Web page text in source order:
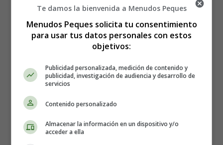
haces en lugares turísticos. Si quieres ahorrar dinero,
Puedes hacer una lista de compras antes de salir de casa y
comprar los ingredientes en un supermercado local.
divertida y romántica.
Busca actividades gratuitas o
económicas
Te damos la bienvenida a Menudos Peques
Menudos Peques solicita tu consentimiento
para usar tus datos personales con estos
objetivos:
Publicidad personalizada, medición de contenido y
publicidad, investigación de audiencia y desarrollo de
servicios
Contenido personalizado
Almacenar la información en un dispositivo y/o
acceder a ella